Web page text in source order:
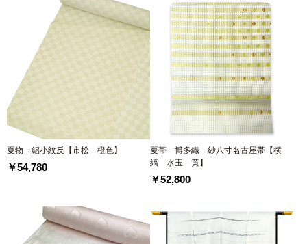
夏物 絽小紋反【市松 橙色】
￥54,780
夏帯 博多織 紗八寸名古屋帯【横
縞 水玉 黄】
￥52,800